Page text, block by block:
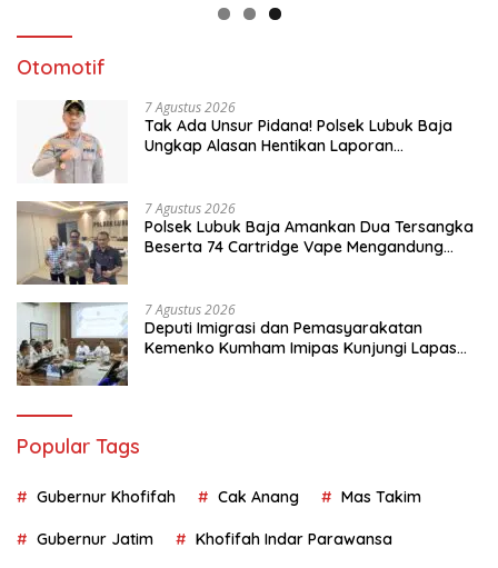
Otomotif
7 Agustus 2026
Tak Ada Unsur Pidana! Polsek Lubuk Baja
Ungkap Alasan Hentikan Laporan
7 Agustus 2026
Polsek Lubuk Baja Amankan Dua Tersangka
Beserta 74 Cartridge Vape Mengandung
7 Agustus 2026
Deputi Imigrasi dan Pemasyarakatan
Kemenko Kumham Imipas Kunjungi Lapas
Popular Tags
Gubernur Khofifah Cak Anang Mas Takim
Gubernur Jatim Khofifah Indar Parawansa